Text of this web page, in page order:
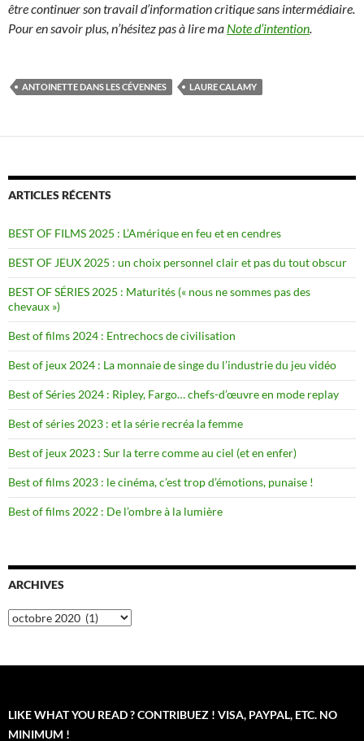
être continuer son travail d’information critique sans intermédiaire.
Pour en savoir plus, n’hésitez pas à lire ma Note d’intention.
ANTOINETTE DANS LES CÉVENNES LAURE CALAMY
ARTICLES RÉCENTS
BEST OF FILMS 2025 : L’Amérique en feu et en cendres
BEST OF JEUX 2025 : un choix personnel clair et pas du tout obscur
BEST OF SÉRIES 2025 : Maturités (« nous ne sommes pas des
chevaux »)
Best of films 2024 : Entrechocs de civilisation
Best of jeux 2024 : La monnaie de singe du l’industrie du jeu vidéo
Best of Séries 2024 : Ripley, Fargo… chefs-d’œuvre en mode replay
Best of séries 2023 : et la série recréa la femme
Best of jeux 2023 : Sur la terre comme au ciel (et en enfer)
Best of films 2023 : le cinéma, c’est trop d’émotions, punaise !
Best of films 2022 : De l’ombre à la lumière
ARCHIVES
Archives
LIKE WHAT YOU READ ? CONTRIBUEZ ! VISA, PAYPAL, ETC. NO
MINIMUM !